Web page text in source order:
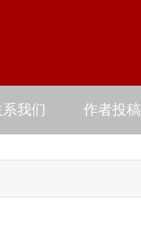
我们 作者投稿